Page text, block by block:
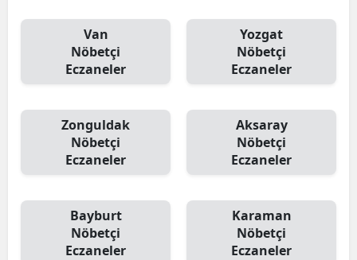
Van
Nöbetçi
Eczaneler
Yozgat
Nöbetçi
Eczaneler
Zonguldak
Nöbetçi
Eczaneler
Aksaray
Nöbetçi
Eczaneler
Bayburt
Nöbetçi
Eczaneler
Karaman
Nöbetçi
Eczaneler